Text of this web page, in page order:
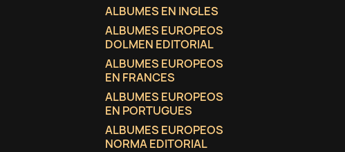
ALBUMES EN INGLES
ALBUMES EUROPEOS
DOLMEN EDITORIAL
ALBUMES EUROPEOS
EN FRANCES
ALBUMES EUROPEOS
EN PORTUGUES
ALBUMES EUROPEOS
NORMA EDITORIAL